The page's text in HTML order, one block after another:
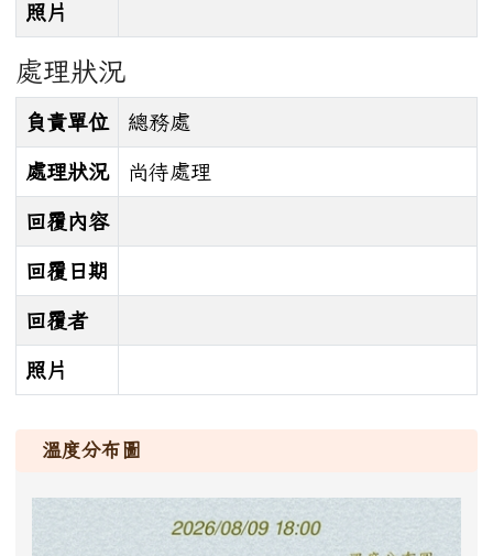
照片
處理狀況
負責單位 總務處
處理狀況 尚待處理
回覆內容
回覆日期
回覆者
照片
溫度分布圖